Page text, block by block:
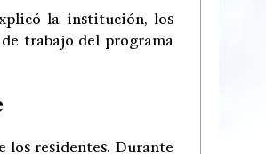
la institución, los
trabajo del programa
los residentes. Durante